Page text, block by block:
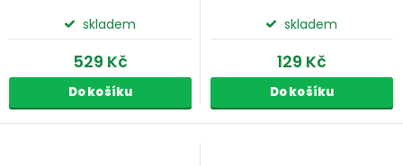
skladem
529 Kč
Do košíku
skladem
129 Kč
Do košíku